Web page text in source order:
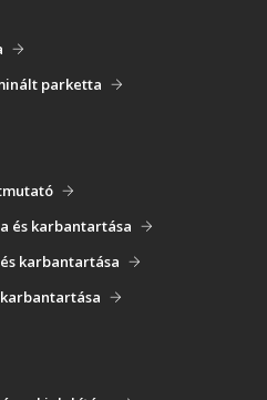
parketta
és karbantartása
karbantartása